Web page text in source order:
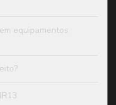
equipamentos